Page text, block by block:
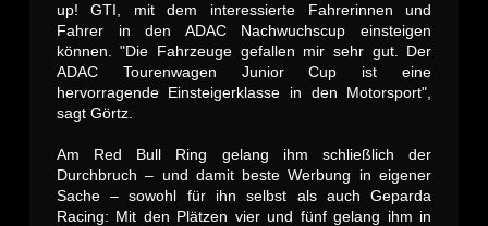
up! GTI, mit dem interessierte Fahrerinnen und
Fahrer in den ADAC Nachwuchscup einsteigen
können. "Die Fahrzeuge gefallen mir sehr gut. Der
ADAC Tourenwagen Junior Cup ist eine
hervorragende Einsteigerklasse in den Motorsport",
sagt Görtz.
Am Red Bull Ring gelang ihm schließlich der
Durchbruch – und damit beste Werbung in eigener
Sache – sowohl für ihn selbst als auch Geparda
Racing: Mit den Plätzen vier und fünf gelang ihm in